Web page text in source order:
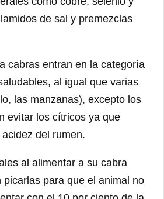
de sal y premezclas
cabras entran en la categoría
al igual que varias
las manzanas), excepto los
evitar los cítricos ya que
del rumen.
al alimentar a su cabra
picarlas para que el animal no